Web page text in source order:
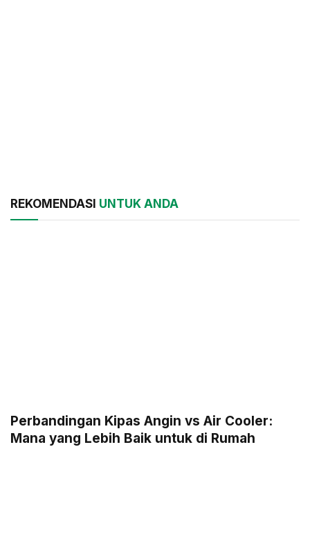
REKOMENDASI UNTUK ANDA
Perbandingan Kipas Angin vs Air Cooler:
Mana yang Lebih Baik untuk di Rumah